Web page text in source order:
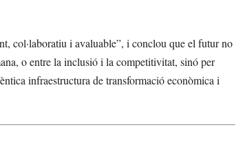
col·laboratiu i avaluable”, i conclou que el futur no
o entre la inclusió i la competitivitat, sinó per
infraestructura de transformació econòmica i